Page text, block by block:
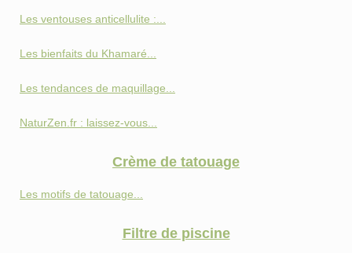
Les ventouses anticellulite :...
Les bienfaits du Khamaré...
Les tendances de maquillage...
NaturZen.fr : laissez-vous...
Crème de tatouage
Les motifs de tatouage...
Filtre de piscine